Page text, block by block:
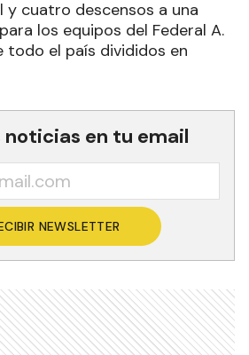
y cuatro descensos a una
los equipos del Federal A.
todo el país divididos en
noticias en tu email
NEWSLETTER